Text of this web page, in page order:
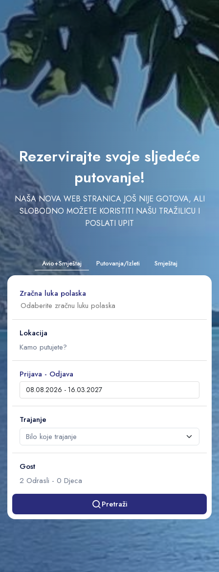
Rezervirajte svoje sljedeće
putovanje!
NAŠA NOVA WEB STRANICA JOŠ NIJE GOTOVA, ALI
SLOBODNO MOŽETE KORISTITI NAŠU TRAŽILICU I
POSLATI UPIT
Avio+Smještaj Putovanja/Izleti Smještaj
Zračna luka polaska
Lokacija
Prijava - Odjava
Trajanje
Gost
2 Odrasli - 0 Djeca
Pretraži